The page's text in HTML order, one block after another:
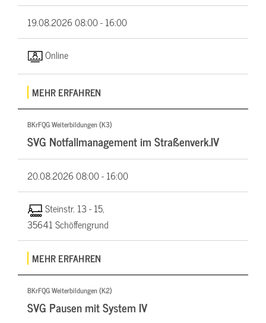
19.08.202608:00 - 16:00
Online
MEHR ERFAHREN
BKrFQG Weiterbildungen (K3)
SVG Notfallmanagement im Straßenverk.IV
20.08.202608:00 - 16:00
Steinstr. 13 - 15,
35641 Schöffengrund
MEHR ERFAHREN
BKrFQG Weiterbildungen (K2)
SVG Pausen mit System IV